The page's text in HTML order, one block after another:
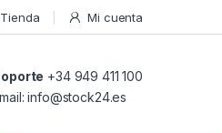
Tienda Mi cuenta
+34 949 411 100
info@stock24.es